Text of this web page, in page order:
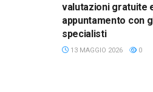
valutazioni gratuite
appuntamento con
specialisti
13 MAGGIO 2026 0